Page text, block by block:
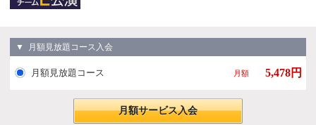
▼ 月額見放題コース入会
月額見放題コース 月額 5,478円
月額サービス入会